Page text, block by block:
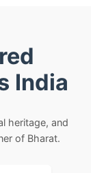
India
heritage, and
of Bharat.